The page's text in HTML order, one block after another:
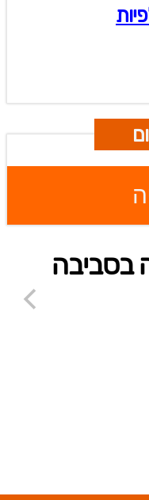
בסביבה